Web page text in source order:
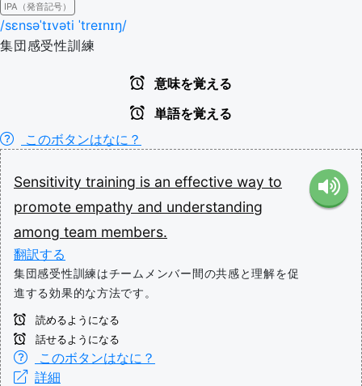
IPA（発音記号）
/sɛnsəˈtɪvəti ˈtreɪnɪŋ/
集団感受性訓練
意味を覚える
単語を覚える
このボタンはなに？
Sensitivity training is an effective way to
promote empathy and understanding
among team members.
翻訳する
集団感受性訓練はチームメンバー間の共感と理解を促
進する効果的な方法です。
読めるようになる
話せるようになる
このボタンはなに？
詳細